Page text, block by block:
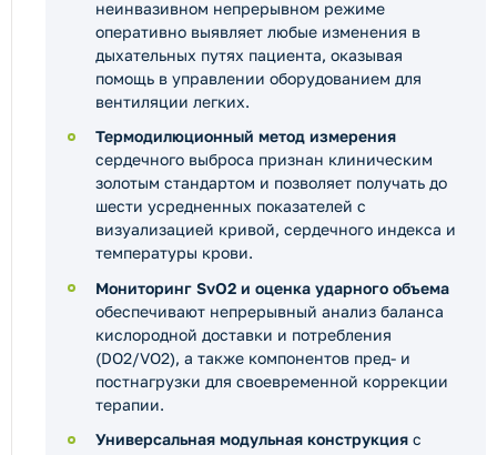
неинвазивном непрерывном режиме
оперативно выявляет любые изменения в
дыхательных путях пациента, оказывая
помощь в управлении оборудованием для
вентиляции легких.
Термодилюционный метод измерения
сердечного выброса признан клиническим
золотым стандартом и позволяет получать до
шести усредненных показателей с
визуализацией кривой, сердечного индекса и
температуры крови.
Мониторинг SvO2 и оценка ударного объема
обеспечивают непрерывный анализ баланса
кислородной доставки и потребления
(DO2/VO2), а также компонентов пред- и
постнагрузки для своевременной коррекции
терапии.
Универсальная модульная конструкция с